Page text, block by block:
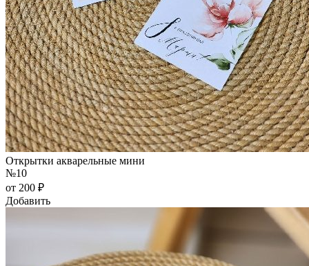
Открытки акварельные мини
№10
от 200 ₽
Добавить